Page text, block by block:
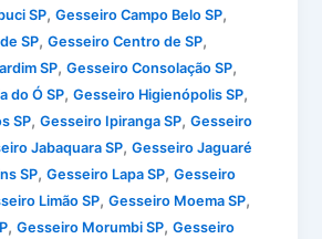
SP,Gesseiro Campo Belo SP,
SP,Gesseiro Centro de SP,
SP,Gesseiro Consolação SP,
do Ó SP,Gesseiro Higienópolis SP,
SP,Gesseiro Ipiranga SP,Gesseiro
Jabaquara SP,Gesseiro Jaguaré
SP,Gesseiro Lapa SP,Gesseiro
Limão SP,Gesseiro Moema SP,
,Gesseiro Morumbi SP,Gesseiro